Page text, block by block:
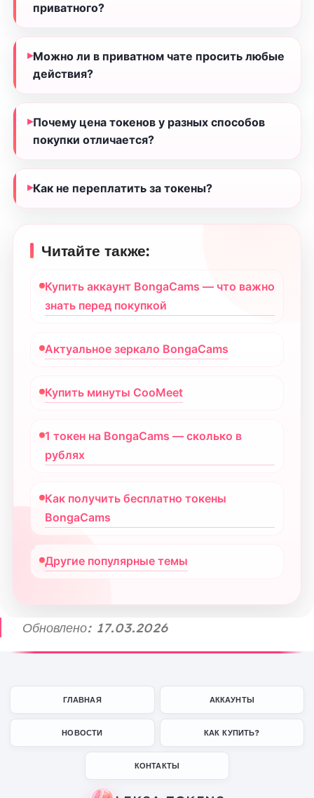
приватного?
Можно ли в приватном чате просить любые
действия?
Почему цена токенов у разных способов
покупки отличается?
Как не переплатить за токены?
Читайте также:
Купить аккаунт BongaCams — что важно
знать перед покупкой
Актуальное зеркало BongaCams
Купить минуты CooMeet
1 токен на BongaCams — сколько в
рублях
Как получить бесплатно токены
BongaCams
Другие популярные темы
Обновлено: 17.03.2026
ГЛАВНАЯ АККАУНТЫ
НОВОСТИ КАК КУПИТЬ?
КОНТАКТЫ